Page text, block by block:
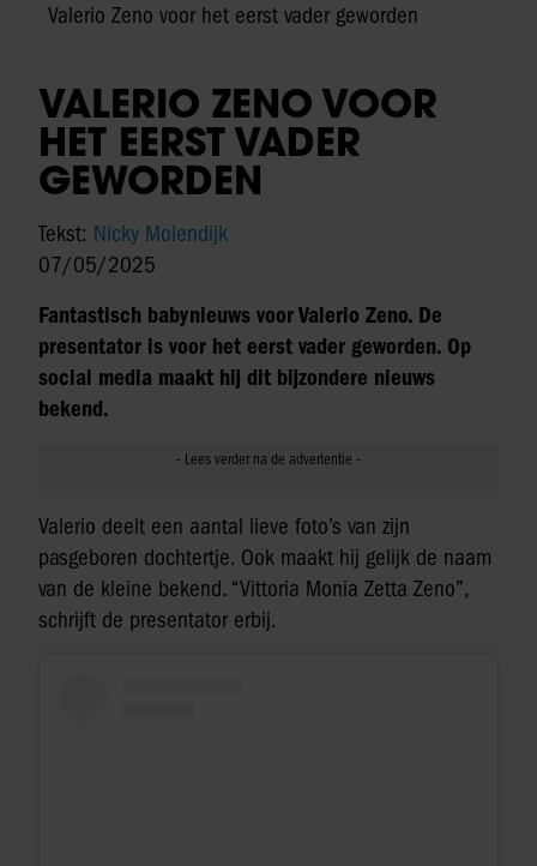
Valerio Zeno voor het eerst vader geworden
VALERIO ZENO VOOR
HET EERST VADER
GEWORDEN
Tekst: Nicky Molendijk
07/05/2025
Fantastisch babynieuws voor Valerio Zeno. De
presentator is voor het eerst vader geworden. Op
social media maakt hij dit bijzondere nieuws
bekend.
Valerio deelt een aantal lieve foto’s van zijn
pasgeboren dochtertje. Ook maakt hij gelijk de naam
van de kleine bekend. “Vittoria Monia Zetta Zeno”,
schrijft de presentator erbij.